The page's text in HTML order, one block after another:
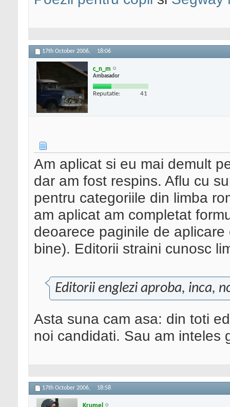
17th October 2006, 18:06
c_n_m
Ambasador
Reputatie: 41
Am aplicat si eu mai demult
dar am fost respins. Aflu cu
pentru categoriile din limba
am aplicat am completat
deoarece paginile de
bine). Editorii straini cunosc
Editorii englezi aproba, inca,
Asta suna cam asa: din toti
noi candidati. Sau am inteles
17th October 2006, 18:58
Krumel